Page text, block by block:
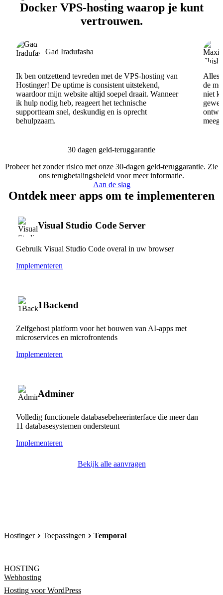
Docker VPS-hosting waarop je kunt
vertrouwen.
Gad Iradufasha
Ik ben ontzettend tevreden met de VPS-hosting van
Hostinger! De uptime is consistent uitstekend,
waardoor mijn website altijd soepel draait. Wanneer
ik hulp nodig heb, reageert het technische
supportteam snel, deskundig en is oprecht
behulpzaam.
Alles
de
niet
30 dagen geld-teruggarantie
Probeer het zonder risico met onze 30-dagen geld-teruggarantie. Zie
ons terugbetalingsbeleid voor meer informatie.
Aan de slag
Ontdek meer apps om te implementeren
Visual Studio Code Server
Gebruik Visual Studio Code overal in uw browser
Implementeren
1Backend
Zelfgehost platform voor het bouwen van AI-apps met
microservices en microfrontends
Implementeren
Adminer
Volledig functionele databasebeheerinterface die meer dan
11 databasesystemen ondersteunt
Implementeren
Bekijk alle aanvragen
Hostinger Toepassingen Temporal
HOSTING
Webhosting
Hosting voor WordPress